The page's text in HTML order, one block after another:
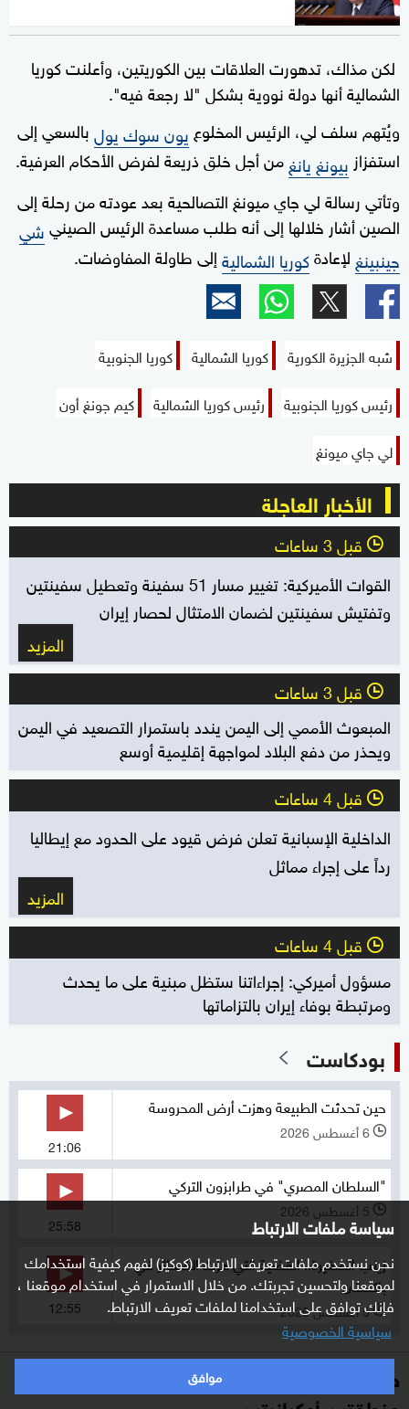
سياسة ملفات الارتباط
نحن نستخدم ملفات تعريف الارتباط (كوكيز) لفهم كيفية استخدامك
لموقعنا ولتحسين تجربتك. من خلال الاستمرار في استخدام موقعنا ،
فإنك توافق على استخدامنا لملفات تعريف الارتباط.
سياسية الخصوصية
موافق
لكن مذاك، تدهورت العلاقات بين الكوريتين، وأعلنت كوريا
الشمالية أنها دولة نووية بشكل "لا رجعة فيه".
ويُتهم سلف لي، الرئيس المخلوع يون سوك يولبالسعي إلى
استفزاز بيونغ يانغمن أجل خلق ذريعة لفرض الأحكام العرفية.
وتأتي رسالة لي جاي ميونغ التصالحية بعد عودته من رحلة إلى
الصين أشار خلالها إلى أنه طلب مساعدة الرئيس الصينيشي
جينبينغلإعادةكوريا الشماليةإلى طاولة المفاوضات.
شبه الجزيرة الكورية كوريا الشمالية
كوريا الجنوبية
رئيس كوريا الجنوبية
رئيس كوريا الشمالية
كيم جونغ أون
لي جاي ميونغ
الأخبار العاجلة
l قبل 3 ساعات
القوات الأميركية: تغيير مسار 51 سفينة وتعطيل سفينتين
وتفتيش سفينتين لضمان الامتثال لحصار إيران
المزيد
l قبل 3 ساعات
المبعوث الأممي إلى اليمن يندد باستمرار التصعيد في اليمن
ويحذر من دفع البلاد لمواجهة إقليمية أوسع
l قبل 4 ساعات
الداخلية الإسبانية تعلن فرض قيود على الحدود مع إيطاليا
رداً على إجراء مماثل
المزيد
l قبل 4 ساعات
مسؤول أميركي: إجراءاتنا ستظل مبنية على ما يحدث
ومرتبطة بوفاء إيران بالتزاماتها
بودكاست
حين تحدثت الطبيعة وهزت أرض المحروسة
l 6 أغسطس 2026
21:06
"السلطان المصري" في طرابزون التركي
l 5 أغسطس 2026
25:58
زينب الصغيرة.. القضية التي هزت الضمائر في
باكستان
l 5 أغسطس 2026 12:55
هجوم روسي واسع النطاق يقطع الكهرباء عن